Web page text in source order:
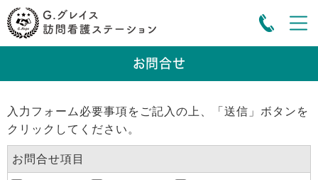
お問合せ
入力フォーム必要事項をご記入の上、「送信」ボタンを
クリックしてください。
お問合せ項目